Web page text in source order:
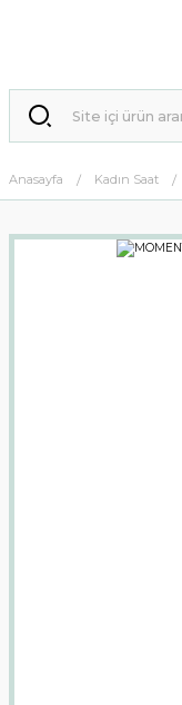
Anasayfa Kadın Saat